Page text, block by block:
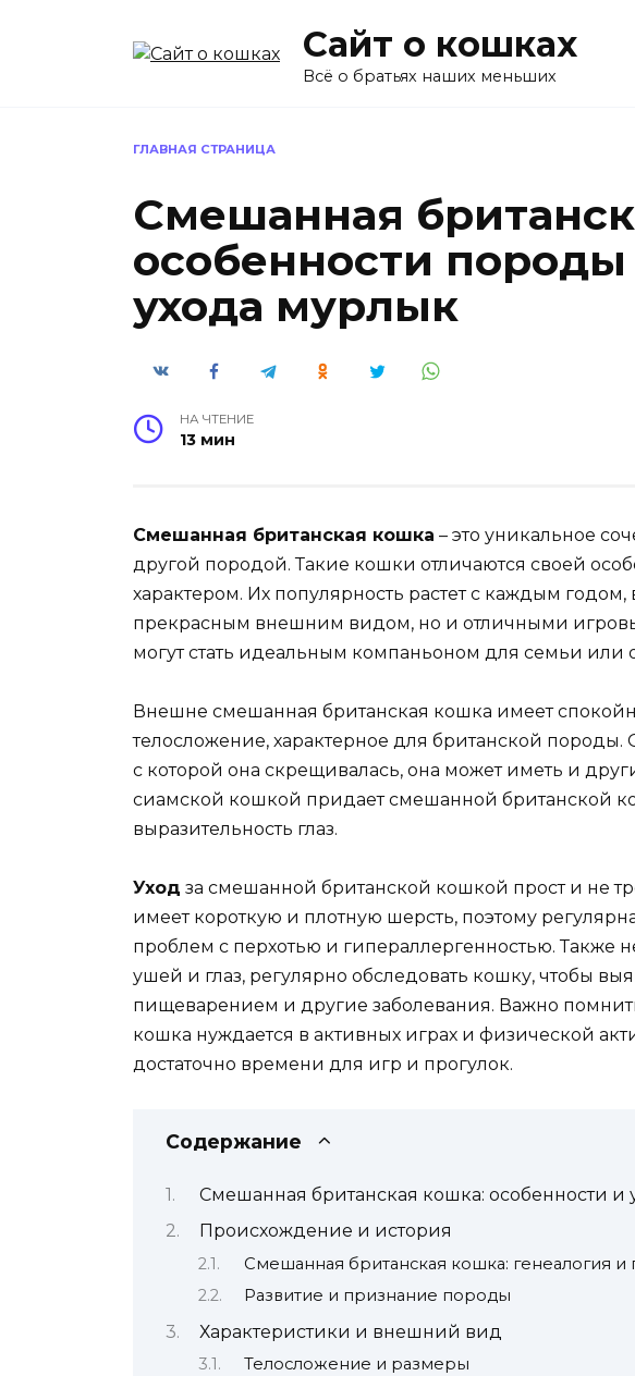
Сайт о кошках
Всё о братьях наших меньших
ГЛАВНАЯ СТРАНИЦА
Смешанная
особенности
ухода мурлык
НА ЧТЕНИЕ
13 мин
Смешанная британская кошка – это уникальное
другой породой. Такие кошки отличаются своей
характером. Их популярность растет с каждым
прекрасным внешним видом, но и отличными
могут стать идеальным компаньоном для семьи или
Внешне смешанная британская кошка имеет
телосложение, характерное для британской породы.
с которой она скрещивалась, она может иметь и
сиамской кошкой придает смешанной британской
выразительность глаз.
Уход за смешанной британской кошкой прост и не
имеет короткую и плотную шерсть, поэтому
проблем с перхотью и гипераллергенностью. Также
ушей и глаз, регулярно обследовать кошку, чтобы
пищеварением и другие заболевания. Важно
кошка нуждается в активных играх и физической
достаточно времени для игр и прогулок.
Содержание
Смешанная британская кошка: особенности и
Происхождение и история
Смешанная британская кошка: генеалогия
Развитие и признание породы
Характеристики и внешний вид
Телосложение и размеры